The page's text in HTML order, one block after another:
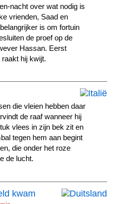
nacht over wat nodig is
vrienden, Saad en
is om fortuin
de proef op de
Hassan. Eerst
hij kwijt.
die vleien hebben daar
de raaf wanneer hij
vlees in zijn bek zit en
tegen hem aan begint
die onder het roze
de lucht.
kwam